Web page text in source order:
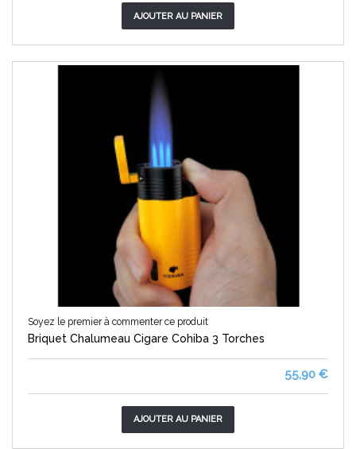
AJOUTER AU PANIER
Soyez le premier à commenter ce produit
Briquet Chalumeau Cigare Cohiba 3 Torches
55,90 €
AJOUTER AU PANIER